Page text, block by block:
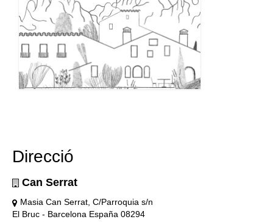
Direcció
Can Serrat
Masia Can Serrat, C/Parroquia s/n
El Bruc - Barcelona España 08294